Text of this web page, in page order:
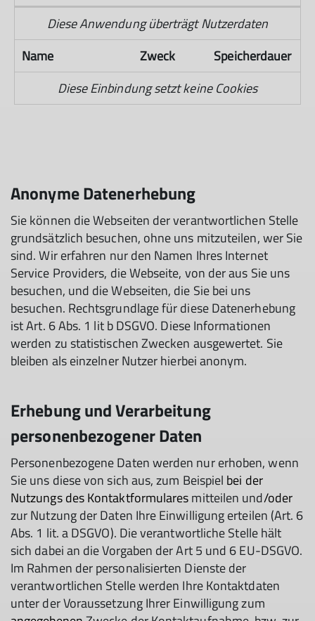
Diese Anwendung überträgt Nutzerdaten
Name
Zweck
Speicherdauer
Diese Einbindung setzt keine Cookies
Anonyme Datenerhebung
Sie können die Webseiten der verantwortlichen Stelle
grundsätzlich besuchen, ohne uns mitzuteilen, wer Sie
sind. Wir erfahren nur den Namen Ihres Internet
Service Providers, die Webseite, von der aus Sie uns
besuchen, und die Webseiten, die Sie bei uns
besuchen. Rechtsgrundlage für diese Datenerhebung
ist Art. 6 Abs. 1 lit b DSGVO. Diese Informationen
werden zu statistischen Zwecken ausgewertet. Sie
bleiben als einzelner Nutzer hierbei anonym.
Erhebung und Verarbeitung
personenbezogener Daten
Personenbezogene Daten werden nur erhoben, wenn
Sie uns diese von sich aus, zum Beispiel bei der
Nutzungs des Kontaktformularesmitteilen und/oder
zur Nutzung der Daten Ihre Einwilligung erteilen (Art. 6
Abs. 1 lit. a DSGVO). Die verantwortliche Stelle hält
sich dabei an die Vorgaben der Art 5 und 6 EU-DSGVO.
Im Rahmen der personalisierten Dienste der
verantwortlichen Stelle werden Ihre Kontaktdaten
unter der Voraussetzung Ihrer Einwilligung zum